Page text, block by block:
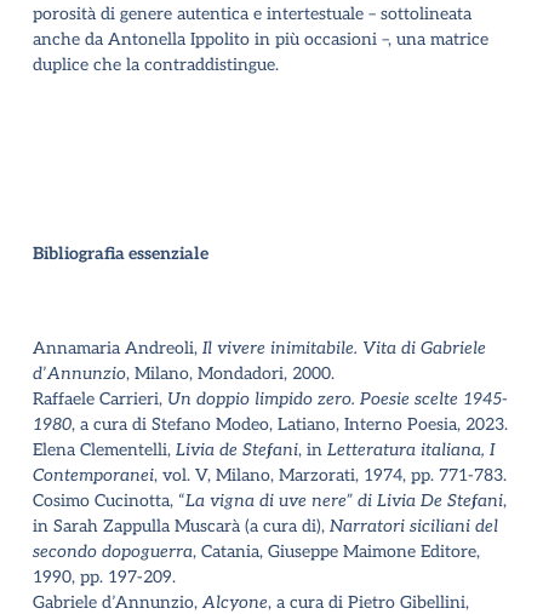
porosità di genere autentica e intertestuale – sottolineata
anche da Antonella Ippolito in più occasioni –, una matrice
duplice che la contraddistingue.
Bibliografia essenziale
Annamaria Andreoli, Il vivere inimitabile. Vita di Gabriele
d’Annunzio, Milano, Mondadori, 2000.
Raffaele Carrieri, Un doppio limpido zero. Poesie scelte 1945-
1980, a cura di Stefano Modeo, Latiano, Interno Poesia, 2023.
Elena Clementelli, Livia de Stefani, in Letteratura italiana, I
Contemporanei, vol. V, Milano, Marzorati, 1974, pp. 771-783.
Cosimo Cucinotta, “La vigna di uve nere” di Livia De Stefani,
in Sarah Zappulla Muscarà (a cura di), Narratori siciliani del
secondo dopoguerra, Catania, Giuseppe Maimone Editore,
1990, pp. 197-209.
Gabriele d’Annunzio,Alcyone, a cura di Pietro Gibellini,